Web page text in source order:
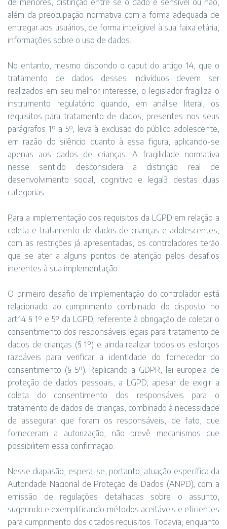
de menores, distinção entre se o dado é sensível ou não,
além da preocupação normativa com a forma adequada de
entregar aos usuários, de forma inteligível à sua faixa etária,
informações sobre o uso de dados.
No entanto, mesmo dispondo o caput do artigo 14, que o
tratamento de dados desses indivíduos devem ser
realizados em seu melhor interesse, o legislador fragiliza o
instrumento regulatório quando, em análise literal, os
requisitos para tratamento de dados, presentes nos seus
parágrafos 1º a 5º, leva à exclusão do público adolescente,
em razão do silêncio quanto à essa figura, aplicando-se
apenas aos dados de crianças. A fragilidade normativa
nesse sentido desconsidera a distinção real de
desenvolvimento social, cognitivo e legal3 destas duas
categorias.
Para a implementação dos requisitos da LGPD em relação a
coleta e tratamento de dados de crianças e adolescentes,
com as restrições já apresentadas, os controladores terão
que se ater a alguns pontos de atenção pelos desafios
inerentes à sua implementação.
O primeiro desafio de implementação do controlador está
relacionado ao cumprimento combinado do disposto no
art.14 § 1º e 5º da LGPD, referente à obrigação de coletar o
consentimento dos responsáveis legais para tratamento de
dados de crianças (§ 1º) e ainda realizar todos os esforços
razoáveis para verificar a identidade do fornecedor do
consentimento (§ 5º). Replicando a GDPR, lei europeia de
proteção de dados pessoais, a LGPD, apesar de exigir a
coleta do consentimento dos responsáveis para o
tratamento de dados de crianças, combinado à necessidade
de assegurar que foram os responsáveis, de fato, que
forneceram a autorização, não prevê mecanismos que
possibilitem essa confirmação.
Nesse diapasão, espera-se, portanto, atuação específica da
Autoridade Nacional de Proteção de Dados (ANPD), com a
emissão de regulações detalhadas sobre o assunto,
sugerindo e exemplificando métodos aceitáveis e eficientes
para cumprimento dos citados requisitos. Todavia, enquanto